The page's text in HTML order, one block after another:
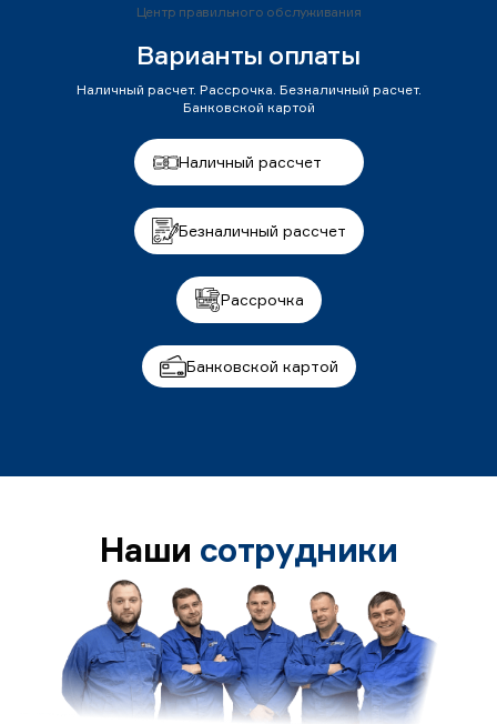
Центр правильного обслуживания
Варианты оплаты
Наличный расчет. Рассрочка. Безналичный расчет.
Банковской картой
Наличный рассчет
Безналичный рассчет
Рассрочка
Банковской картой
Наши сотрудники